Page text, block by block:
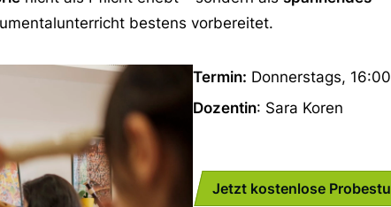
bestens vorbereitet.
Termin: Donnerstags,
Dozentin: Sara Koren
Jetzt kostenlose